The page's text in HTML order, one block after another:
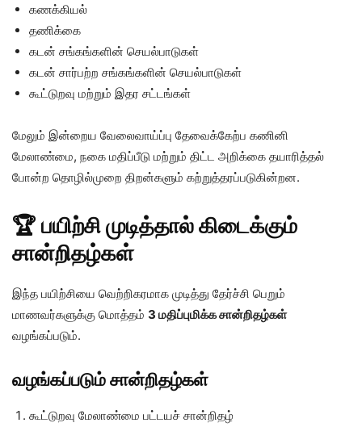
கணக்கியல்
தணிக்கை
கடன் சங்கங்களின் செயல்பாடுகள்
கடன் சார்பற்ற சங்கங்களின் செயல்பாடுகள்
கூட்டுறவு மற்றும் இதர சட்டங்கள்
மேலும் இன்றைய வேலைவாய்ப்பு தேவைக்கேற்ப கணினி
மேலாண்மை, நகை மதிப்பீடு மற்றும் திட்ட அறிக்கை தயாரித்தல்
போன்ற தொழில்முறை திறன்களும் கற்றுத்தரப்படுகின்றன.
🏆 பயிற்சி முடித்தால் கிடைக்கும்
சான்றிதழ்கள்
இந்த பயிற்சியை வெற்றிகரமாக முடித்து தேர்ச்சி பெறும்
மாணவர்களுக்கு மொத்தம் 3 மதிப்புமிக்க சான்றிதழ்கள்
வழங்கப்படும்.
வழங்கப்படும் சான்றிதழ்கள்
கூட்டுறவு மேலாண்மை பட்டயச் சான்றிதழ்